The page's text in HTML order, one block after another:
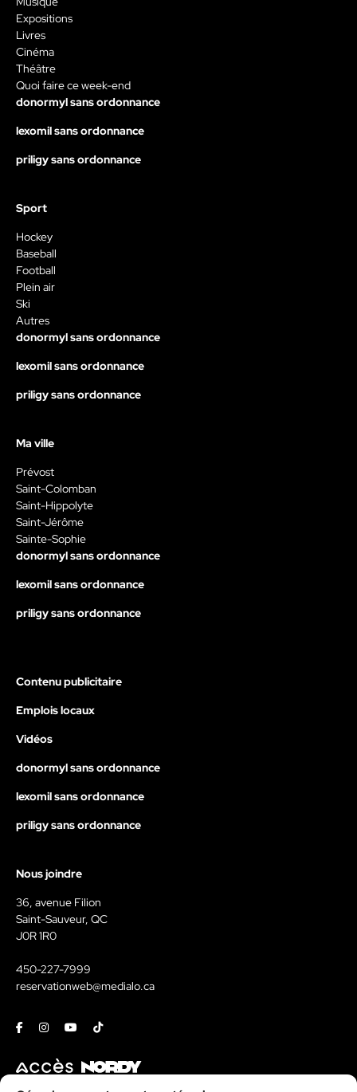
Expositions
Livres
Cinéma
Théâtre
Quoi faire ce week-end
donormyl sans ordonnance
lexomil sans ordonnance
priligy sans ordonnance
Sport
Hockey
Baseball
Football
Plein air
Ski
Autres
donormyl sans ordonnance
lexomil sans ordonnance
priligy sans ordonnance
Ma ville
Prévost
Saint-Colomban
Saint-Hippolyte
Saint-Jérôme
Sainte-Sophie
donormyl sans ordonnance
lexomil sans ordonnance
priligy sans ordonnance
Contenu publicitaire
Emplois locaux
Vidéos
donormyl sans ordonnance
lexomil sans ordonnance
priligy sans ordonnance
Nous joindre
36, avenue Filion
Saint-Sauveur, QC
J0R 1R0
450-227-7999
reservationweb@medialo.ca
FacebookInstagramYoutubeTiktok